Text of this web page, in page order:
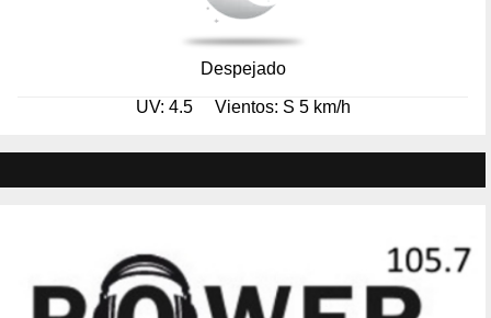
Despejado
UV: 4.5 Vientos: S 5 km/h